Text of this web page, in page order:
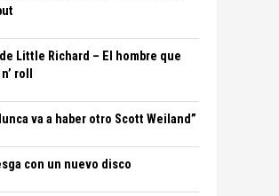
Little Richard – El hombre que
roll
va a haber otro Scott Weiland”
con un nuevo disco